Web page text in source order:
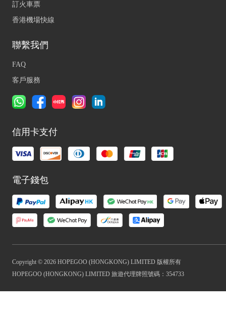
訂火車票
香港機場快線
聯繫我們
FAQ
客戶服務
信用卡支付
電子錢包
Copyright © 2026 HOPEGOO (HONGKONG) LIMITED 版權所有
HOPEGOO (HONGKONG) LIMITED 旅遊代理牌照號碼：354733